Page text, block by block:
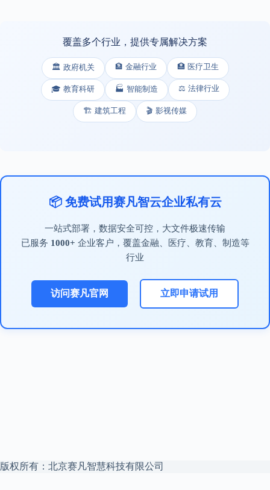
覆盖多个行业，提供专属解决方案
🏛️ 政府机关 🏦 金融行业 🏥 医疗卫生
🎓 教育科研 🏭 智能制造 ⚖️ 法律行业
🏗️ 建筑工程 🎬 影视传媒
📦 免费试用赛凡智云企业私有云
一站式部署，数据安全可控，大文件极速传输
已服务 1000+ 企业客户，覆盖金融、医疗、教育、制造等
行业
访问赛凡官网 立即申请试用
版权所有：北京赛凡智慧科技有限公司